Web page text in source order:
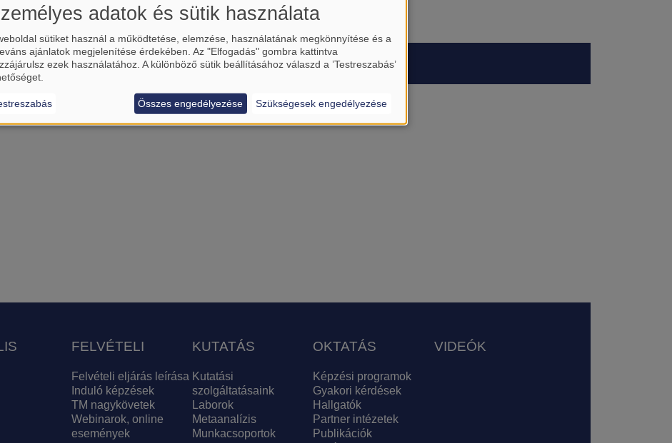
HALLGATÓK
FELVÉTELI
Felvételi eljárás leírása
Induló képzések
TM nagykövetek
Webinarok, online
események
KUTATÁS
Kutatási
szolgáltatásaink
Laborok
Metaanalízis
Munkacsoportok
OKTATÁS
Képzési programok
Gyakori kérdések
Hallgatók
Partner intézetek
Publikációk
VIDEÓK
adatok és sütik használata
sütiket használ a működtetése, elemzése, használatának megkönnyítése és a
ajánlatok megjelenítése érdekében. Az "Elfogadás" gombra kattintva
ezek használatához. A különböző sütik beállításához válaszd a ’Testreszabás’
Szükségesek engedélyezése
Összes engedélyezése